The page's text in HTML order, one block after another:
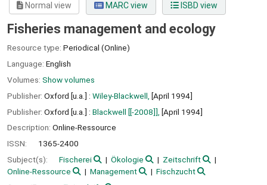
Normal view MARC view ISBD view
Fisheries management and ecology
Resource type: Periodical (Online)
Language: English
Volumes: Show volumes
Publisher: Oxford [u.a.] : Wiley-Blackwell, [April 1994]
Publisher: Oxford [u.a.] : Blackwell [[-2008]], [April 1994]
Description: Online-Ressource
ISSN:
1365-2400
Subject(s):
Fischerei Ökologie
Zeitschrift
Online-Ressource
Management
Fischzucht